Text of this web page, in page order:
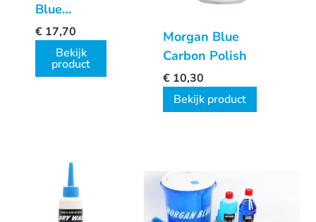
Blue
Aquaproof
pasta
€ 17,70
Bekijk
product
Morgan Blue
Carbon Polish
€ 10,30
Bekijk product